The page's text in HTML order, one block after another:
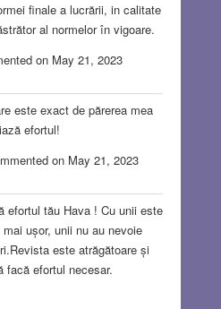
finale a lucrării, in calitate
al normelor în vigoare.
on May 21, 2023
este exact de părerea mea
efortul!
on May 21, 2023
efortul tău Hava ! Cu unii este
ușor, unii nu au nevoie
este atrăgătoare și
facă efortul necesar.